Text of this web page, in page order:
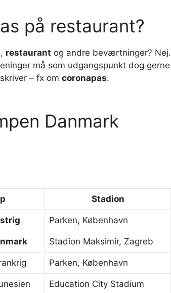
på restaurant?
restaurant og andre beværtninger? Nej.
må som udgangspunkt dog gerne
– fx om coronapas.
Danmark
Stadion
Parken, København
Stadion Maksimir, Zagreb
Parken, København
Education City Stadium